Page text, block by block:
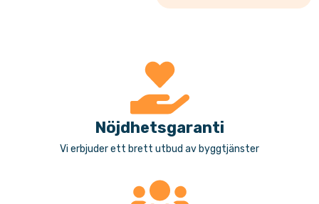
Nöjdhetsgaranti
Vi erbjuder ett brett utbud av byggtjänster